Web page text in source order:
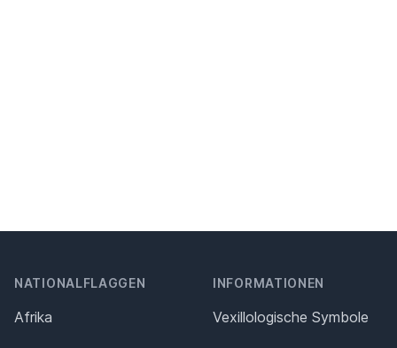
NATIONALFLAGGEN
Afrika
INFORMATIONEN
Vexillologische Symbole